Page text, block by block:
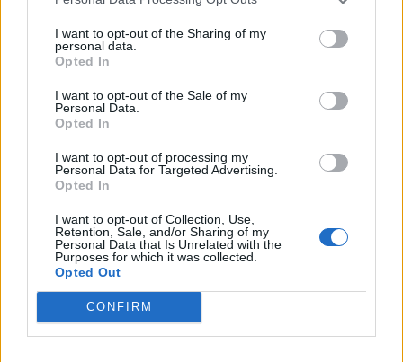
I want to opt-out of the Sharing of my
personal data.
Opted In
I want to opt-out of the Sale of my
Personal Data.
Opted In
I want to opt-out of processing my
Personal Data for Targeted Advertising.
Opted In
I want to opt-out of Collection, Use,
Retention, Sale, and/or Sharing of my
Personal Data that Is Unrelated with the
Purposes for which it was collected.
Opted Out
CONFIRM
TAIP PAT SKAITYKITE
Sodas ir daržas
Kodėl sodininkai aplink
lysves barsto kajeno
pipirus? Priežastis jus
Sodas ir daržas
Baltos gyslos